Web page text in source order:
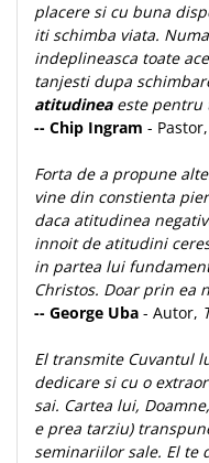
Dezvoltare personala
Leadership
Mediu
Sanatate / nutritie
placere si cu buna
iti schimba viata.
indeplineasca toate
tanjesti dupa
atitudinea este pentru
-- Chip Ingram -
Forta de a propune
vine din constienta
daca atitudinea
innoit de atitudini
in partea lui
Christos. Doar prin ea
-- George Uba - Autor,
El transmite Cuvantul
dedicare si cu o
sai. Cartea lui,
e prea tarziu)
seminariilor sale. El te